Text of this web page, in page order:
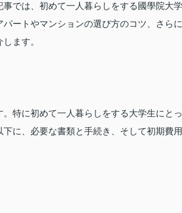
では、初めて一人暮らしをする國學院大学
ートやマンションの選び方のコツ、さらに
ます。
特に初めて一人暮らしをする大学生にとっ
に、必要な書類と手続き、そして初期費用